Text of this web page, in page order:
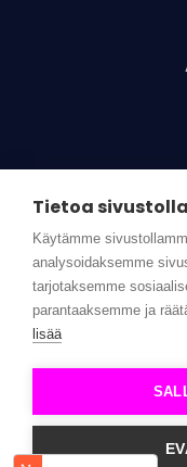
© Wellbeing
Tietoa
Käytämme
analysoidaksemme
tarjotaksemme
parantaaksemme ja
lisää